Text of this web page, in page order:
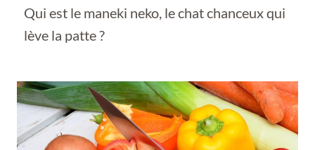
Qui est le maneki neko, le chat chanceux qui
lève la patte ?